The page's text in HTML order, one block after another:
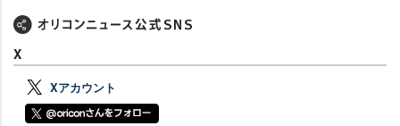
X
Xアカウント